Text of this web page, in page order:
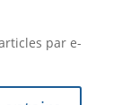
par e-